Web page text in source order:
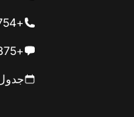
+1-888-257-8754
+1-786-204-1375